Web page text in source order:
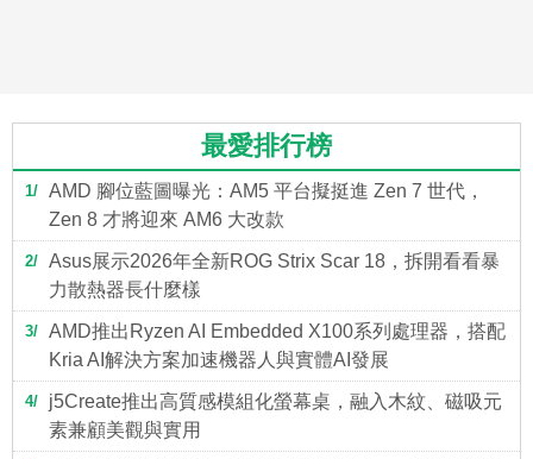
最愛排行榜
1
AMD 腳位藍圖曝光：AM5 平台擬挺進 Zen 7 世代，
Zen 8 才將迎來 AM6 大改款
2
Asus展示2026年全新ROG Strix Scar 18，拆開看看暴
力散熱器長什麼樣
3
AMD推出Ryzen AI Embedded X100系列處理器，搭配
Kria AI解決方案加速機器人與實體AI發展
4
j5Create推出高質感模組化螢幕桌，融入木紋、磁吸元
素兼顧美觀與實用